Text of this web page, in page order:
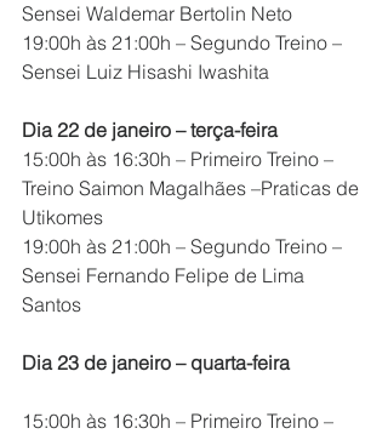
Sensei Waldemar Bertolin Neto
19:00h às 21:00h – Segundo Treino –
Sensei Luiz Hisashi Iwashita
Dia 22 de janeiro – terça-feira
15:00h às 16:30h – Primeiro Treino –
Treino Saimon Magalhães –Praticas de
Utikomes
19:00h às 21:00h – Segundo Treino –
Sensei Fernando Felipe de Lima
Santos
Dia 23 de janeiro – quarta-feira
15:00h às 16:30h – Primeiro Treino –